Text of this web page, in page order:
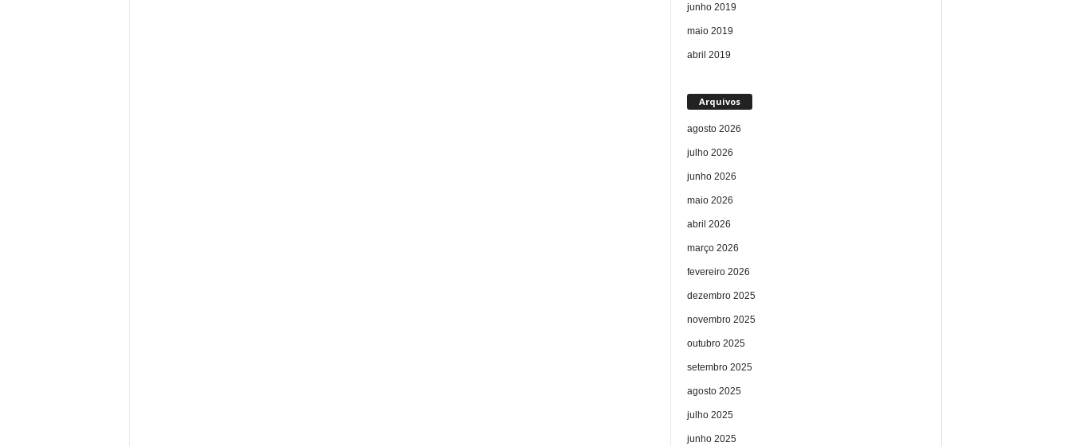
junho 2019
maio 2019
abril 2019
Arquivos
agosto 2026
julho 2026
junho 2026
maio 2026
abril 2026
março 2026
fevereiro 2026
dezembro 2025
novembro 2025
outubro 2025
setembro 2025
agosto 2025
julho 2025
junho 2025